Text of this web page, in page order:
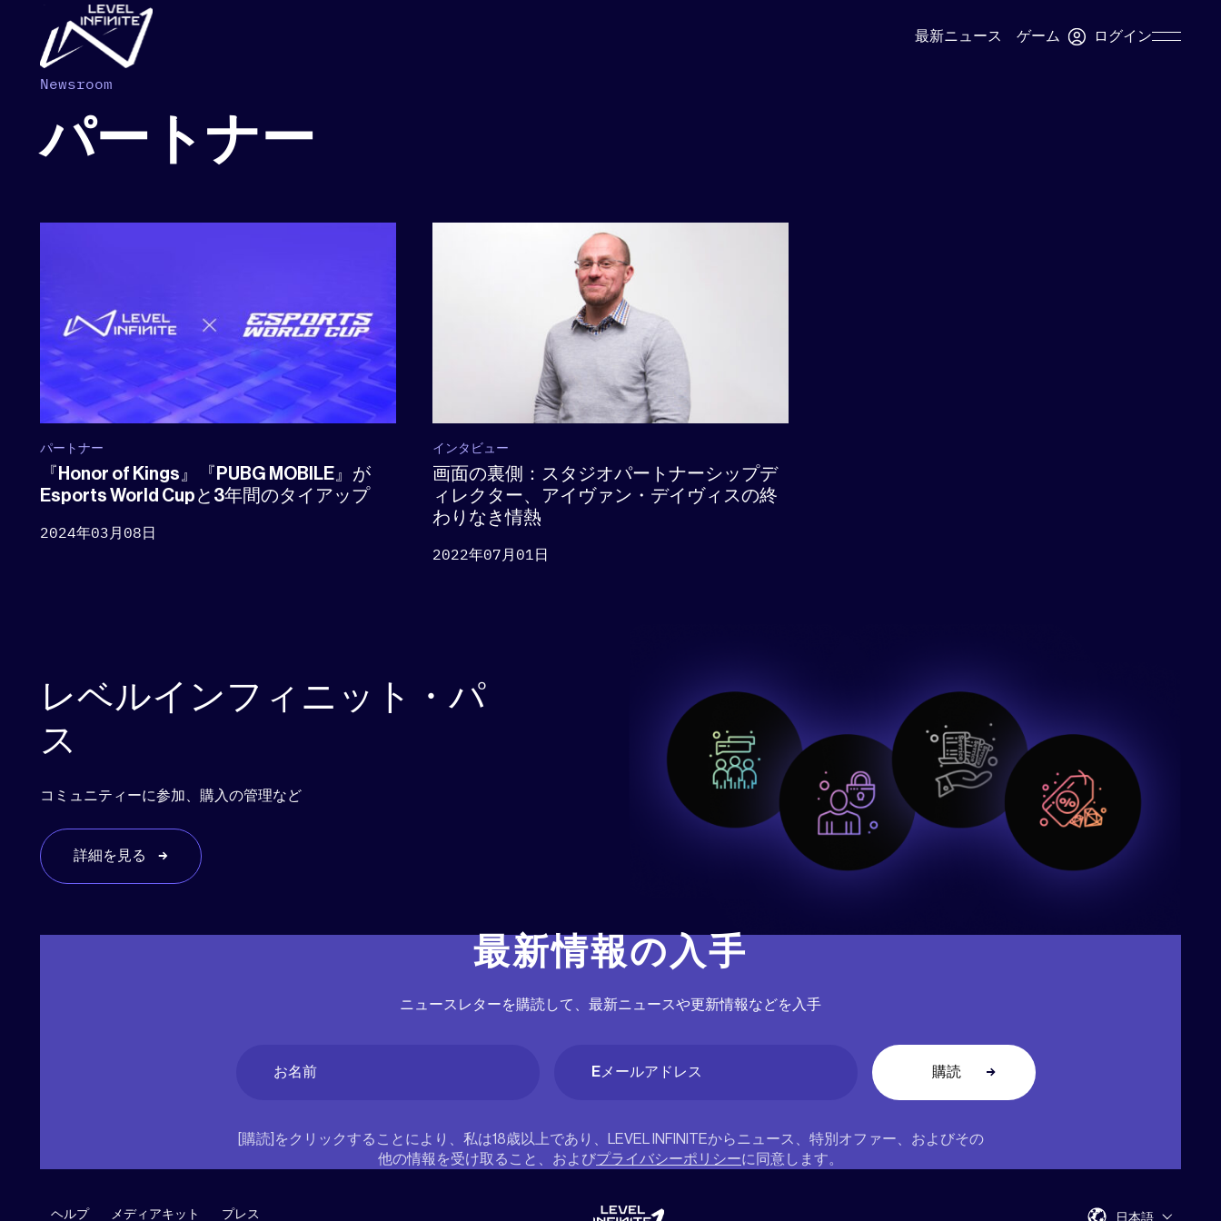
Skip to main content
最新ニュース
ゲーム ログインSkip
Newsroom
パートナー
パートナー
『Honor of Kings』『PUBG MOBILE』が
Esports World Cupと3年間のタイアップ
2024年03月08日
インタビュー
画面の裏側：スタジオパートナーシップデ
ィレクター、アイヴァン・デイヴィスの終
わりなき情熱
2022年07月01日
レベルインフィニット・パ
ス
コミュニティーに参加、購入の管理など
詳細を見る
最新情報の入手
ニュースレターを購読して、最新ニュースや更新情報などを入手
[購読]をクリックすることにより、私は18歳以上であり、LEVEL INFINITEからニュース、特別オファー、およびその
他の情報を受け取ること、およびプライバシーポリシーに同意します。
ヘルプ メディアキット プレス 日本語